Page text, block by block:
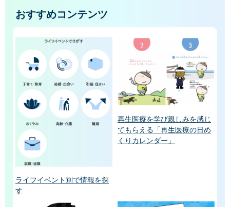
おすすめコンテンツ
ライフイベント別で情報を探
す
再生医療を学び親しみを感じ
てもらえる「再生医療の日め
くりカレンダー」